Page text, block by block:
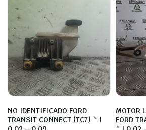
NO IDENTIFICADO FORD
TRANSIT CONNECT (TC7) * |
MOTOR
FORD